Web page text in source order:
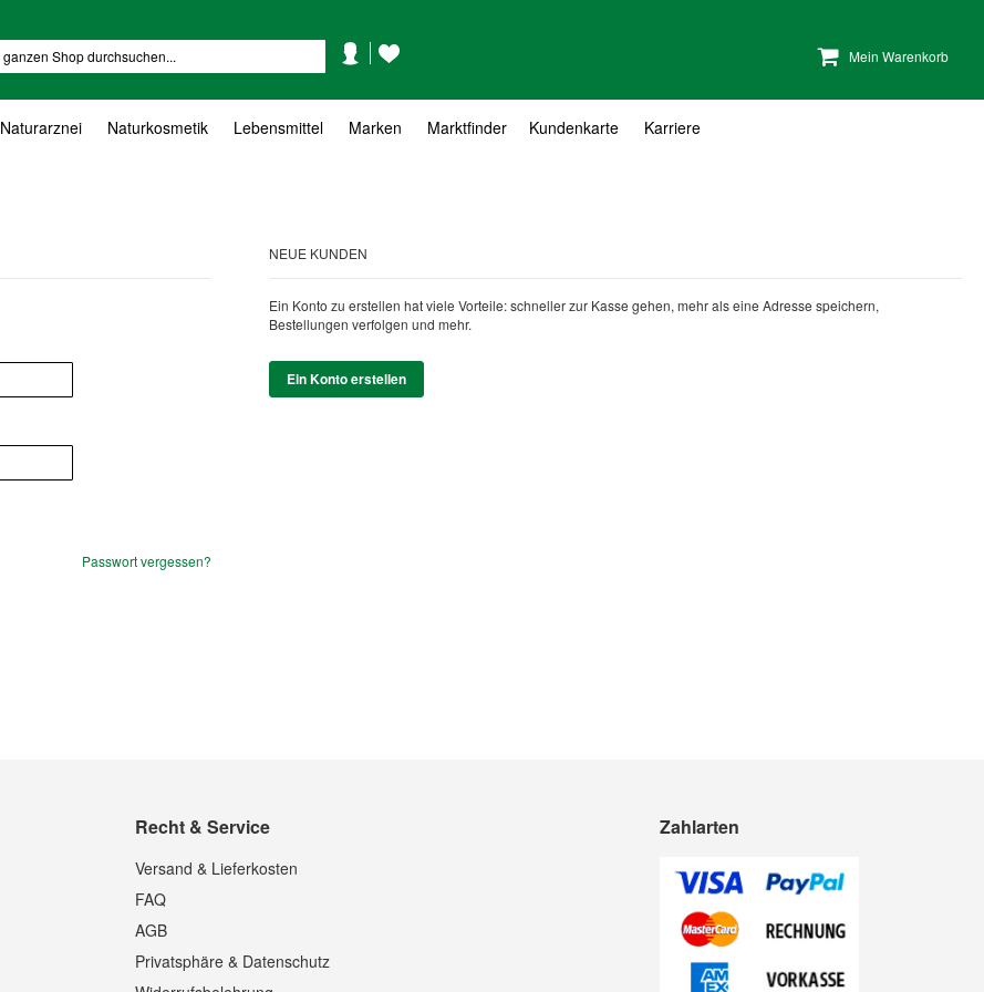
Mein Warenkorb
KontoWunschzettel
Naturarznei Naturkosmetik Lebensmittel Marken Marktfinder Kundenkarte Karriere
Passwort vergessen?
NEUE KUNDEN
Ein Konto zu erstellen hat viele Vorteile: schneller zur Kasse gehen, mehr als eine Adresse speichern,
Bestellungen verfolgen und mehr.
Ein Konto erstellen
Recht & Service
Versand & Lieferkosten
FAQ
AGB
Privatsphäre & Datenschutz
Zahlarten